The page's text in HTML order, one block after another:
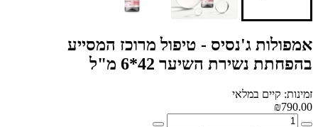
אמפולות ג'נסיס - טיפול מרוכז המסייע
בהפחתת נשירת השיער 42*6 מ"ל
זמינות: קיים במלאי
₪790.00